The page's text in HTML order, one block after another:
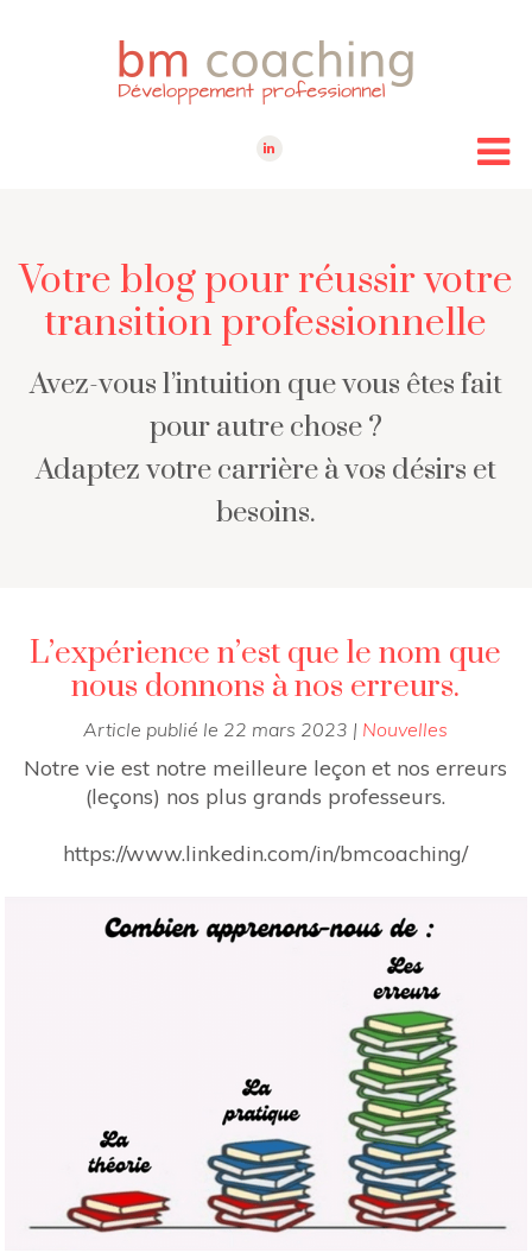
Votre blog pour réussir votre
transition professionnelle
Avez-vous l’intuition que vous êtes fait
pour autre chose ?
Adaptez votre carrière à vos désirs et
besoins.
L’expérience n’est que le nom que
nous donnons à nos erreurs.
Article publié le 22 mars 2023 | Nouvelles
Notre vie est notre meilleure leçon et nos erreurs
(leçons) nos plus grands professeurs.
https://www.linkedin.com/in/bmcoaching/